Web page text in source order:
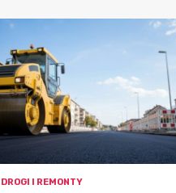
DROGI I REMONTY